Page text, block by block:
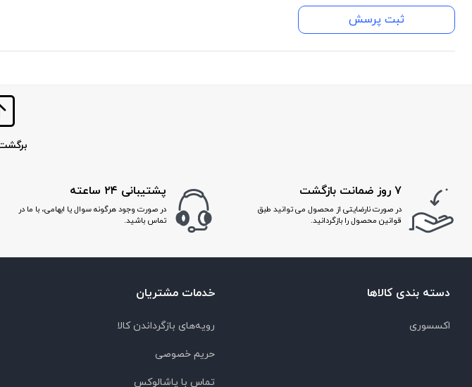
ثبت پرسش
برگشت
۷ روز ضمانت بازگشت
در صورت نارضایتی از محصول می توانید طبق
قوانین محصول را بازگردانید.
پشتیبانی ۲۴ ساعته
در صورت وجود هرگونه سوال یا ابهامی، با ما در
تماس باشید.
دسته بندی کالاها
اکسسوری
خدمات مشتریان
رویه‌های بازگرداندن کالا
حریم خصوصی
تماس با پاشالوکس